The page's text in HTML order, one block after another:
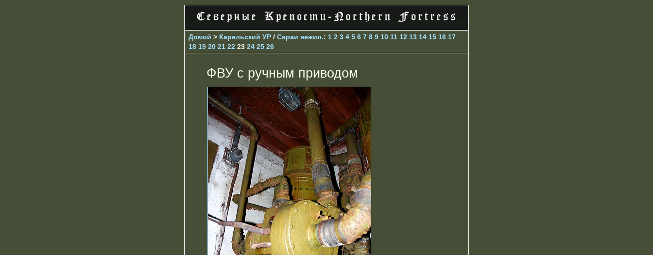
Домой > Карельский УР / Сараи нежил.: 1 2 3 4 5 6 7 8 9 10 11 12 13 14 15 16 17
18 19 20 21 22 23 24 25 26
ФВУ с ручным приводом